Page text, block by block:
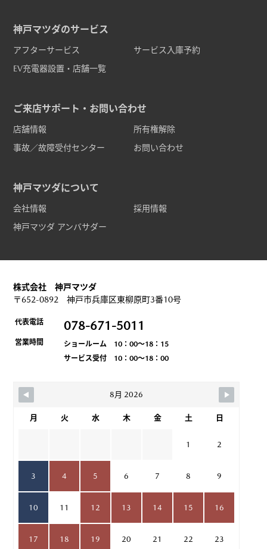
神戸マツダのサービス
アフターサービス
サービス入庫予約
EV充電器設置・店舗一覧
ご来店サポート・お問い合わせ
店舗情報
所有権解除
事故／故障受付センター
お問い合わせ
神戸マツダについて
会社情報
採用情報
神戸マツダ アンバサダー
株式会社 神戸マツダ
〒652-0892 神戸市兵庫区東柳原町3番10号
代表電話 078-671-5011
営業時間
ショールーム 10：00～18：15
サービス受付 10：00～18：00
8月 2026
月 火 水 木 金 土 日
1 2
3 4 5 6 7 8 9
10 11 12 13 14 15 16
17 18 19 20 21 22 23